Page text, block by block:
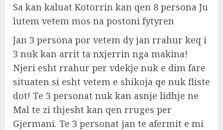
Sa kan kaluat Kotorrin kan qen 8 persona Ju
lutem vetem mos na postoni fytyren
Jan 3 persona por vetem dy jan rrahur keq i
3 nuk kan arrit ta nxjerrin nga makina!
Njeri esht rrahur per vdekje nuk e dim fare
situaten si esht vetem e shikoja qe nuk fliste
dot! Te 3 personat nuk kan asnje lidhje ne
Mal te zi thjesht kan qen rruges per
Gjermani. Te 3 personat jan te afermit e mi